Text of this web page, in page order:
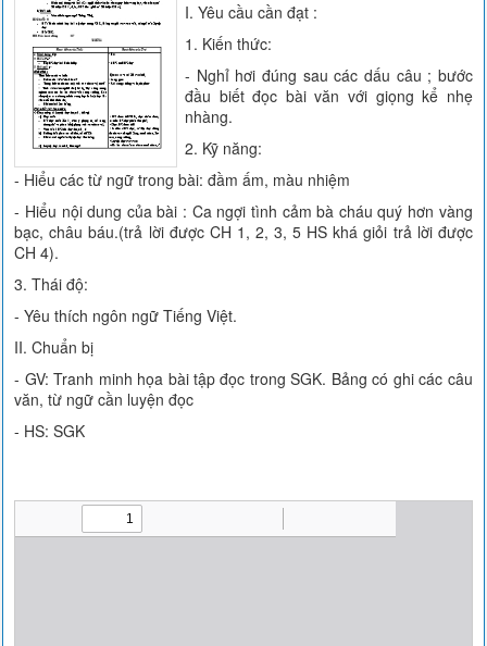
I. Yêu cầu cần đạt :
1. Kiến thức:
- Nghỉ hơi đúng sau các dấu câu ; bước
đầu biết đọc bài văn với giọng kể nhẹ
nhàng.
2. Kỹ năng:
- Hiểu các từ ngữ trong bài: đầm ấm, màu nhiệm
- Hiểu nội dung của bài : Ca ngợi tình cảm bà cháu quý hơn vàng
bạc, châu báu.(trả lời được CH 1, 2, 3, 5 HS khá giỏi trả lời được
CH 4).
3. Thái độ:
- Yêu thích ngôn ngữ Tiếng Việt.
II. Chuẩn bị
- GV: Tranh minh họa bài tập đọc trong SGK. Bảng có ghi các câu
văn, từ ngữ cần luyện đọc
- HS: SGK